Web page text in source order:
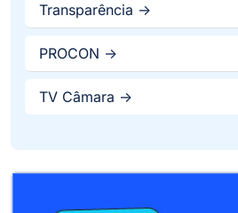
Transparência ->
PROCON ->
TV Câmara ->